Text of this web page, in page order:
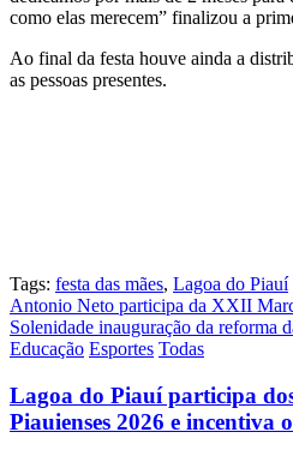
como elas merecem” finalizou a
Ao final da festa houve ainda a
as pessoas presentes.
Tags: festa das mães, Lagoa do Piauí
Navegação
de
Antonio Neto participa da XXII
Solenidade inauguração da reforma
Educação Esportes Todas
Lagoa do Piauí participa
Piauienses 2026 e incentiva